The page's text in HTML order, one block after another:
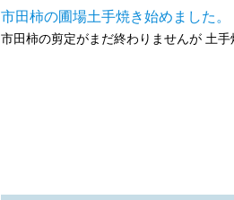
市田柿の圃場土手焼き始めました。
市田柿の剪定がまだ終わりませんが 土手